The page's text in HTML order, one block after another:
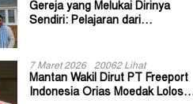
Gereja yang Melukai Dirinya
Sendiri: Pelajaran dari
7 Maret 2026 20062 Lihat
Mantan Wakil Dirut PT Freeport
Indonesia Orias Moedak Lolos